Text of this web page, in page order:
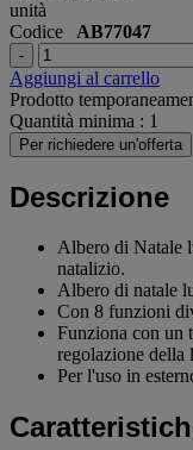
unità
Codice AB77047
-
Aggiungi al carrello
Prodotto
Quantità minima : 1
Per richiedere un'offerta
Descrizione
Albero di Natale
natalizio.
Albero di natale
Con 8 funzioni
Funziona con un
regolazione della
Per l'uso in